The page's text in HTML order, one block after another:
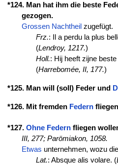
*124. Man hat ihm die beste
gezogen.
Grossen Nachtheil zugefügt.
Frz.: Il a perdu la plus
(Lendroy, 1217.)
Holl.: Hij heeft zijne
(Harrebomée, II, 177.)
*125. Man will (soll) Feder und
*126. Mit fremden Federn
*127. Ohne Federnfliegen
III, 277; Parömiakon, 1058.
Etwas unternehmen, wozu die
Lat.: Absque alis volare. (